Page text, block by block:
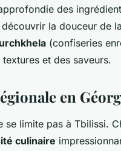
des
la douceur de
(confiseries
et des saveurs.
en
se limite pas à Tbilissi.
culinaire